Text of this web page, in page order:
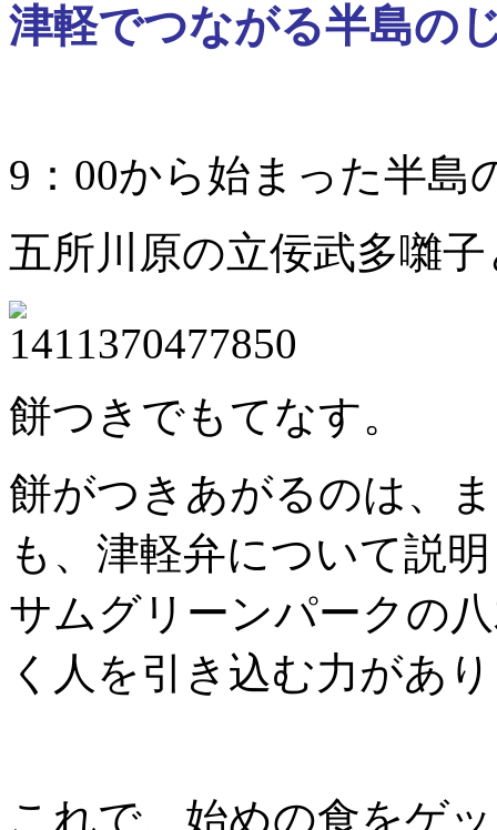
津軽でつながる半島の
9：00から始まった半島
五所川原の立佞武多囃
餅つきでもてなす。
餅がつきあがるのは、
も、津軽弁について説
サムグリーンパークの
く人を引き込む力があ
これで、始めの食をゲ